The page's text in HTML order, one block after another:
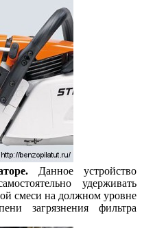
Данное устройство
удерживать
смеси на должном уровне
загрязнения фильтра